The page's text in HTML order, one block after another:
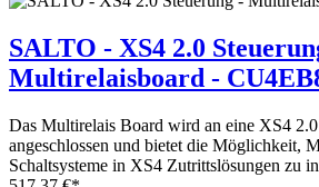
SALTO - XS4 2.0
Multirelaisboard -
Das Multirelais Board wird an eine XS4
angeschlossen und bietet die Möglichkeit,
Schaltsysteme in XS4 Zutrittslösungen zu